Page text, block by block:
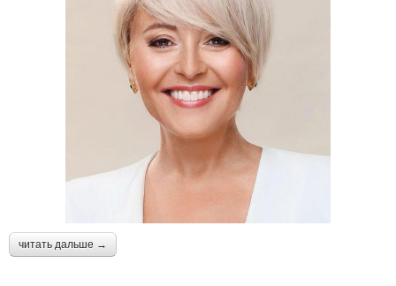
читать дальше →